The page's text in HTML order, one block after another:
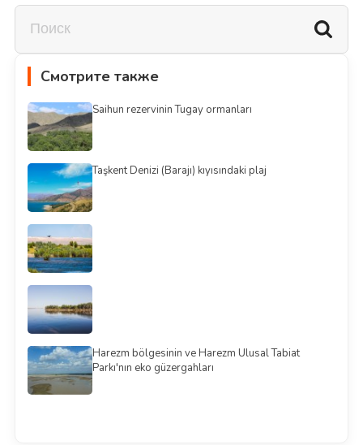
Смотрите также
Saihun rezervinin Tugay ormanları
Taşkent Denizi (Barajı) kıyısındaki plaj
Harezm bölgesinin ve Harezm Ulusal Tabiat
Parkı'nın eko güzergahları